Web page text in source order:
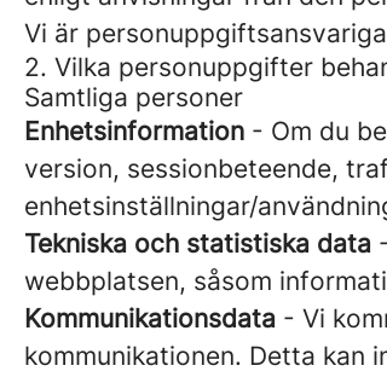
Vi är
2. Vilka personuppgifter
Samtliga personer
Enhetsinformation - Om du
version, sessionbeteende,
enhetsinställningar/
Tekniska och statistiska data
webbplatsen, såsom
Kommunikationsdata - Vi
kommunikationen. Detta kan